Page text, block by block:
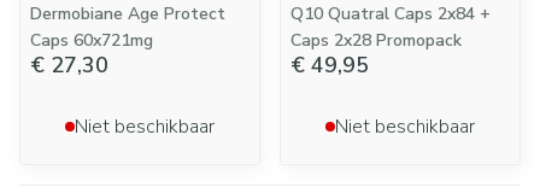
Dermobiane Age Protect
Caps 60x721mg
€ 27,30
Niet beschikbaar
Q10 Quatral Caps 2x84 +
Caps 2x28 Promopack
€ 49,95
Niet beschikbaar